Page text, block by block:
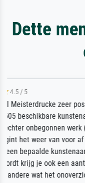
Dette
Die
getrübt, dass
Ehefrau sein
auch
zugestellt